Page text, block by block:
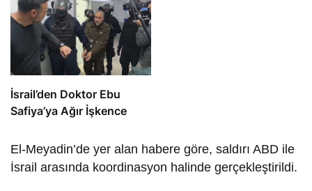
İsrail’den Doktor Ebu
Safiya’ya Ağır İşkence
El-Meyadin’de yer alan habere göre, saldırı ABD ile
İsrail arasında koordinasyon halinde gerçekleştirildi.